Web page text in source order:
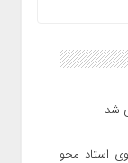
شد
استاد محور